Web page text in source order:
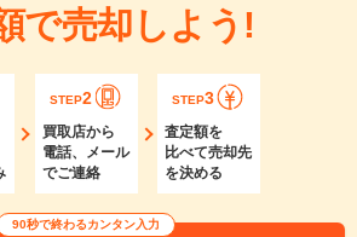
で売却しよう!
STEP2
買取店から
電話、メール
でご連絡
STEP3
査定額を
比べて売却先
を決める
90秒で終わるカンタン入力